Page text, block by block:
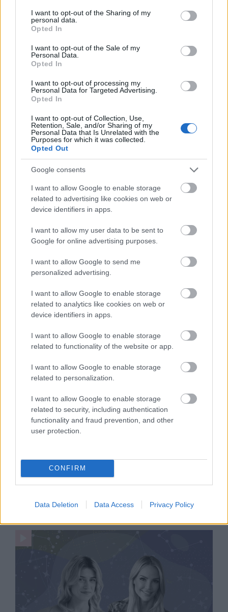
not limited to your visit or usage behaviour. You may click to
grant or deny consent to Google and its third-party tags to
use your data for below specified purposes in below Google
consent section.
I want to opt-out of the Sharing of my
personal data.
Opted In
I want to opt-out of the Sale of my
Personal Data.
Opted In
I want to opt-out of processing my
Personal Data for Targeted Advertising.
Opted In
I want to opt-out of Collection, Use,
Retention, Sale, and/or Sharing of my
Personal Data that Is Unrelated with the
Purposes for which it was collected.
Opted Out
Google consents
I want to allow Google to enable storage
related to advertising like cookies on web or
device identifiers in apps.
I want to allow my user data to be sent to
Google for online advertising purposes.
I want to allow Google to send me
personalized advertising.
I want to allow Google to enable storage
related to analytics like cookies on web or
device identifiers in apps.
I want to allow Google to enable storage
related to functionality of the website or app.
I want to allow Google to enable storage
related to personalization.
I want to allow Google to enable storage
related to security, including authentication
functionality and fraud prevention, and other
user protection.
CONFIRM
Data Deletion Data Access Privacy Policy
GLAMOUR HOROSZKÓP
Kevesen gondolták volna, de
Mihályfi Luca ilyen valójában egy
komoly párkapcsolatban
GLAMOUR HOROSZKÓP
támasz lenni”
GLAMOUR HOROSZKÓP
Schóbert Lara: „Anyukám úgy
nevelt, hogy sose függjek senkitől”